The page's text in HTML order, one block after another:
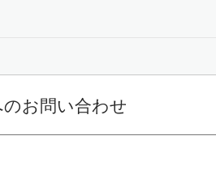
お問い合わせ